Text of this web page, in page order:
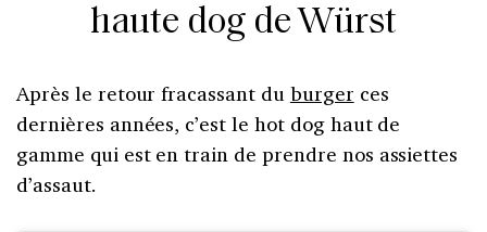
haute dog de Würst
Après le retour fracassant du burger ces
dernières années, c’est le hot dog haut de
gamme qui est en train de prendre nos assiettes
d’assaut.